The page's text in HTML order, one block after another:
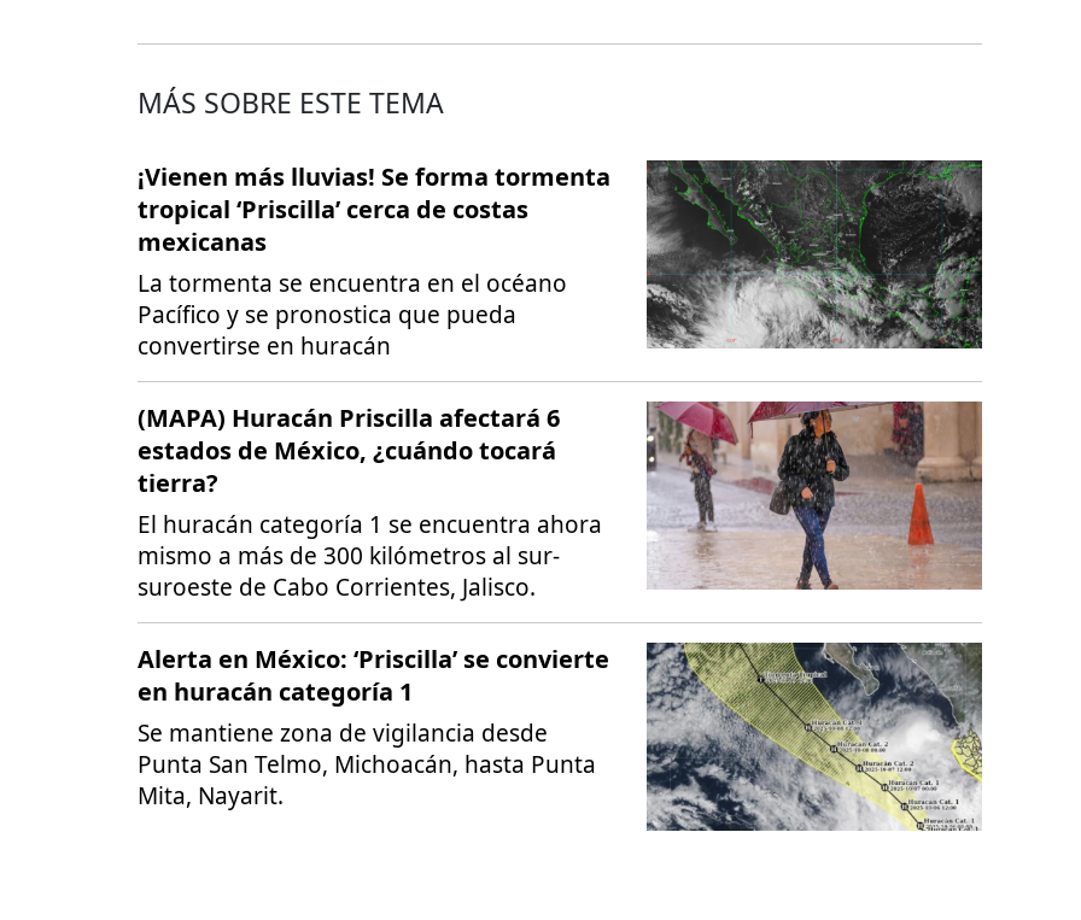
MÁS SOBRE ESTE TEMA
¡Vienen más lluvias! Se forma tormenta
tropical ‘Priscilla’ cerca de costas
mexicanas
La tormenta se encuentra en el océano
Pacífico y se pronostica que pueda
convertirse en huracán
(MAPA) Huracán Priscilla afectará 6
estados de México, ¿cuándo tocará
tierra?
El huracán categoría 1 se encuentra ahora
mismo a más de 300 kilómetros al sur-
suroeste de Cabo Corrientes, Jalisco.
Alerta en México: ‘Priscilla’ se convierte
en huracán categoría 1
Se mantiene zona de vigilancia desde
Punta San Telmo, Michoacán, hasta Punta
Mita, Nayarit.